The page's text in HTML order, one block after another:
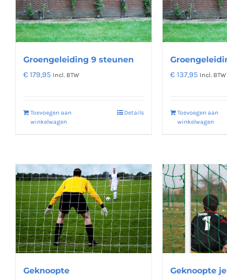
worden
op
de
Groengeleiding 9 steunen
€ 179,95 Incl. BTW
Toevoegen aan
winkelwagen
Details
€ 137,95 Incl. BTW
Toevoegen aan
winkelwagen
Geknoopte
Geknoopte